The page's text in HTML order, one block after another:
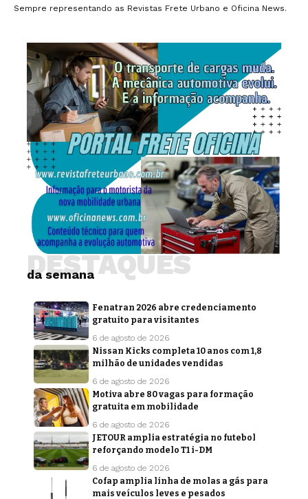
Sempre representando as Revistas Frete Urbano e Oficina News.
da semana
DESTAQUES
Fenatran 2026 abre credenciamento
gratuito para visitantes
6 de agosto de 2026
Nissan Kicks completa 10 anos com 1,8
milhão de unidades vendidas
6 de agosto de 2026
Motiva abre 80 vagas para formação
gratuita em mobilidade
6 de agosto de 2026
JETOUR amplia estratégia no futebol
reforçando modelo T1 i-DM
6 de agosto de 2026
Cofap amplia linha de molas a gás para
mais veículos leves e pesados